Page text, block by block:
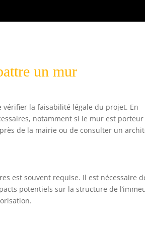
un mur
vérifier la faisabilité légale du projet. En
notamment si le mur est
de la mairie ou de consulter un
est souvent requise. Il est nécessaire
potentiels sur la structure de